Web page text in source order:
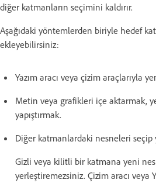
diğer katmanların seçimini kaldırır.
Aşağıdaki yöntemlerden biriyle hedef
ekleyebilirsiniz:
Yazım aracı veya çizim araçlarıyla
Metin veya grafikleri içe aktarmak,
yapıştırmak.
Diğer katmanlardaki nesneleri seçip
Gizli veya kilitli bir katmana yeni
yerleştiremezsiniz. Çizim aracı veya